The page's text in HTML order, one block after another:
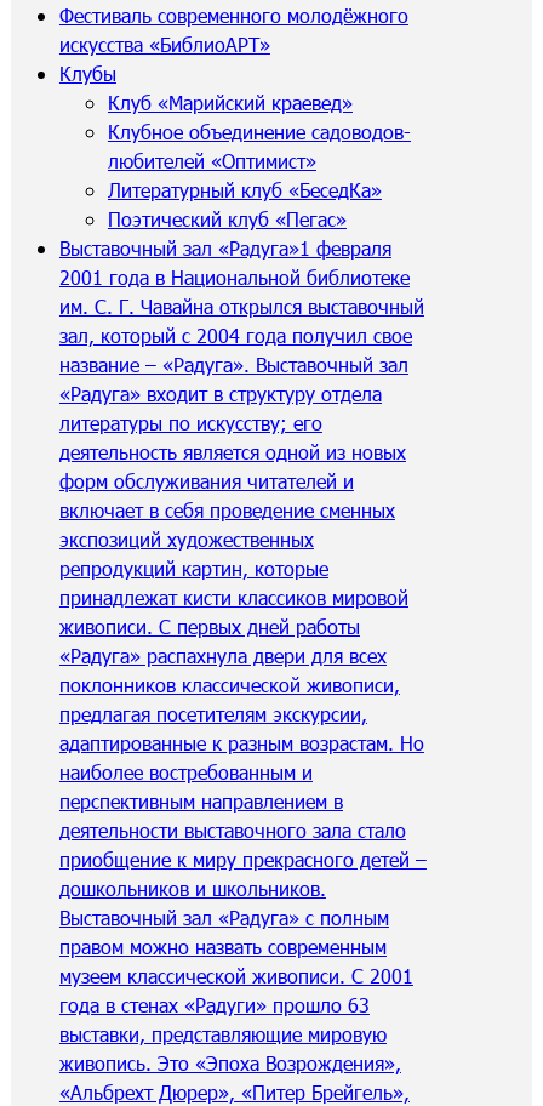
Фестиваль современного молодёжного
искусства «БиблиоАРТ»
Клубы
Клуб «Марийский краевед»
Клубное объединение садоводов-
любителей «Оптимист»
Литературный клуб «БеседКа»
Поэтический клуб «Пегас»
Выставочный зал «Радуга»1 февраля
2001 года в Национальной библиотеке
им. С. Г. Чавайна открылся выставочный
зал, который с 2004 года получил свое
название – «Радуга». Выставочный зал
«Радуга» входит в структуру отдела
литературы по искусству; его
деятельность является одной из новых
форм обслуживания читателей и
включает в себя проведение сменных
экспозиций художественных
репродукций картин, которые
принадлежат кисти классиков мировой
живописи. С первых дней работы
«Радуга» распахнула двери для всех
поклонников классической живописи,
предлагая посетителям экскурсии,
адаптированные к разным возрастам. Но
наиболее востребованным и
перспективным направлением в
деятельности выставочного зала стало
приобщение к миру прекрасного детей –
дошкольников и школьников.
Выставочный зал «Радуга» с полным
правом можно назвать современным
музеем классической живописи. С 2001
года в стенах «Радуги» прошло 63
выставки, представляющие мировую
живопись. Это «Эпоха Возрождения»,
«Альбрехт Дюрер», «Питер Брейгель»,